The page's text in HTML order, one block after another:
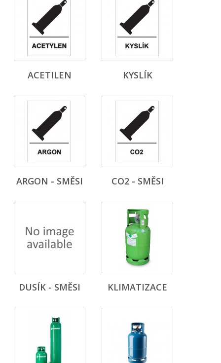
ACETILEN KYSLÍK
ARGON - SMĚSI CO2 - SMĚSI
DUSÍK - SMĚSI KLIMATIZACE